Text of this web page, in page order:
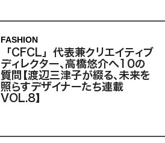
FASHION
「CFCL」代表兼クリエイティブ
ディレクター、高橋悠介へ10の
質問【渡辺三津子が綴る、未来を
照らすデザイナーたち連載
VOL.8】